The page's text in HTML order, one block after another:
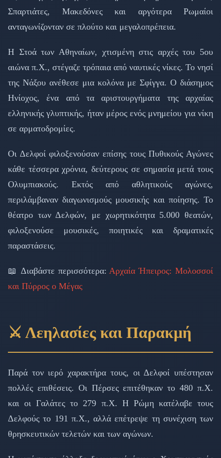
Σπαρτιάτες, Μακεδόνες και αργότερα Ρωμαίοι
ανταγωνίζονταν σε πλούτο και μεγαλοπρέπεια.
Η Στοά των Αθηναίων, χτισμένη στις αρχές του 5ου
αιώνα π.Χ., στέγαζε τρόπαια από ναυτικές νίκες. Το νησί
της Νάξου ανέθεσε μια κολόνα με Σφίγγα. Ο διάσημος
Ηνίοχος, ένα από τα αριστουργήματα της αρχαίας
ελληνικής γλυπτικής, ήταν μέρος ενός μνημείου για νίκη
σε αρματοδρομίες.
Οι Δελφοί φιλοξενούσαν επίσης τους Πυθικούς Αγώνες
κάθε τέσσερα χρόνια, δεύτερους σε σημασία μετά τους
Ολυμπιακούς. Εκτός από αθλητικούς αγώνες,
περιλάμβαναν διαγωνισμούς μουσικής και ποίησης. Το
θέατρο των Δελφών, με χωρητικότητα 5.000 θεατών,
φιλοξενούσε μουσικές, ποιητικές και δραματικές
παραστάσεις.
📖 Διαβάστε περισσότερα: Αρχαία Ήπειρος: Μολοσσοί
και Πύρρος ο Μέγας
⚔️ Λεηλασίες και Παρακμή
Παρά τον ιερό χαρακτήρα τους, οι Δελφοί υπέστησαν
πολλές επιθέσεις. Οι Πέρσες επιτέθηκαν το 480 π.Χ.
και οι Γαλάτες το 279 π.Χ. Η Ρώμη κατέλαβε τους
Δελφούς το 191 π.Χ., αλλά επέτρεψε τη συνέχιση των
θρησκευτικών τελετών και των αγώνων.